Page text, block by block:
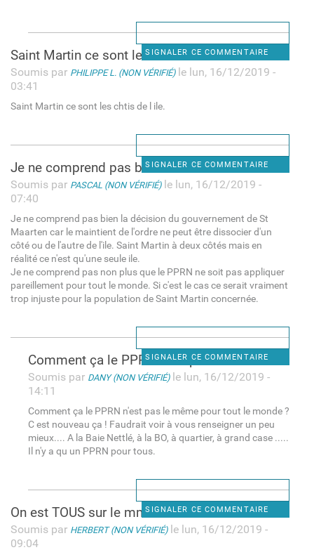
SIGNALER CE COMMENTAIRE
Saint Martin ce sont les
Soumis par PHILIPPE L. (NON VÉRIFIÉ)le lun, 16/12/2019 -
03:41
Saint Martin ce sont les chtis de l ile.
SIGNALER CE COMMENTAIRE
Je ne comprend pas bien la
Soumis par PASCAL (NON VÉRIFIÉ)le lun, 16/12/2019 -
07:40
Je ne comprend pas bien la décision du gouvernement de St
Maarten car le maintient de l'ordre ne peut être dissocier d'un
côté ou de l'autre de l'ile. Saint Martin à deux côtés mais en
réalité ce n'est qu'une seule ile.
Je ne comprend pas non plus que le PPRN ne soit pas appliquer
pareillement pour tout le monde. Si c'est le cas ce serait vraiment
trop injuste pour la population de Saint Martin concernée.
SIGNALER CE COMMENTAIRE
Comment ça le PPRN n'est pas
Soumis par DANY (NON VÉRIFIÉ)le lun, 16/12/2019 -
14:11
Comment ça le PPRN n'est pas le même pour tout le monde ?
C est nouveau ça ! Faudrait voir à vous renseigner un peu
mieux.... A la Baie Nettlé, à la BO, à quartier, à grand case .....
Il n'y a qu un PPRN pour tous.
SIGNALER CE COMMENTAIRE
On est TOUS sur le mm bateau
Soumis par HERBERT (NON VÉRIFIÉ)le lun, 16/12/2019 -
09:04